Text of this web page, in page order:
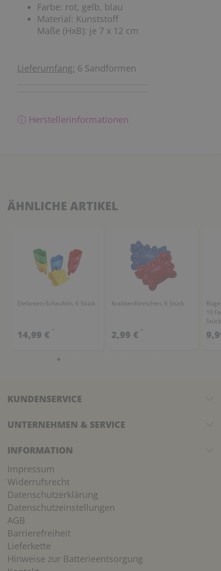
Farbe: rot, gelb, blau
Material: Kunststoff
Maße (HxB): je 7 x 12 cm
Lieferumfang: 6 Sandformen
ⓘ Herstellerinformationen
ÄHNLICHE ARTIKEL
Elefanten-Schaufeln, 6 Stück
14,99 € *
Krabbenförmchen, 6 Stück
2,99 € *
10
Stück
KUNDENSERVICE
UNTERNEHMEN & SERVICE
INFORMATION
Impressum
Widerrufsrecht
Datenschutzerklärung
Datenschutzeinstellungen
AGB
Barrierefreiheit
Lieferkette
Hinweise zur Batterieentsorgung